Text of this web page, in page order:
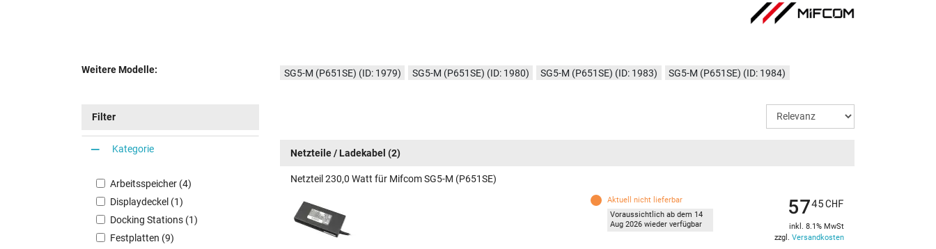
Weitere Modelle: SG5-M (P651SE) (ID: 1979) SG5-M (P651SE) (ID: 1980) SG5-M (P651SE) (ID: 1983) SG5-M (P651SE) (ID: 1984)
Filter
Kategorie
Arbeitsspeicher (4)
Displaydeckel (1)
Docking Stations (1)
Festplatten (9)
Netzteile / Ladekabel (2)
Netzteil 230,0 Watt für Mifcom SG5-M (P651SE)
Aktuell nicht lieferbar
Voraussichtlich ab dem 14
Aug 2026 wieder verfügbar
5745CHF
inkl. 8.1% MwSt
zzgl. Versandkosten